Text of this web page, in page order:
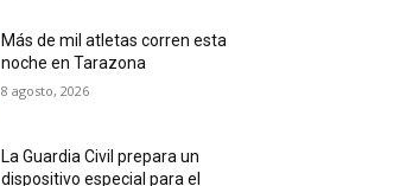
Más de mil atletas corren esta
noche en Tarazona
8 agosto, 2026
La Guardia Civil prepara un
dispositivo especial para el